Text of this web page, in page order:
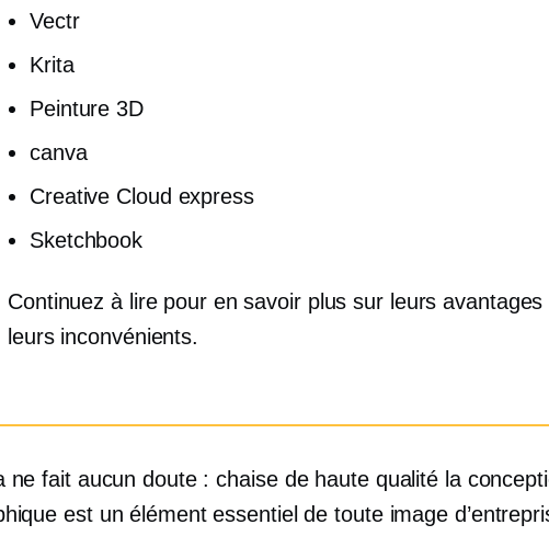
Vectr
Krita
Peinture 3D
canva
Creative Cloud express
Sketchbook
Continuez à lire pour en savoir plus sur leurs avantages
leurs inconvénients.
ne fait aucun doute :chaise de haute qualité la
est un élément essentiel de toute image